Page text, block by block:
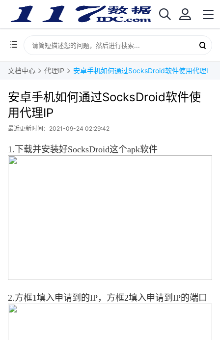
文档中心 代理IP 安卓手机如何通过SocksDroid软件使用代理IP
安卓手机如何通过SocksDroid软件使
用代理IP
最近更新时间：2021-09-24 02:29:42
1. 下载并安装好SocksDroid这个apk软件
2.方框1填入申请到的IP，方框2填入申请到 IP的端口